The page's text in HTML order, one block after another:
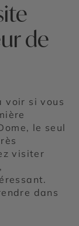
de
voir si vous
le seul
visiter
dans